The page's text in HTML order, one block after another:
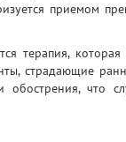
приемом
терапия,
страдающие
обострения, что